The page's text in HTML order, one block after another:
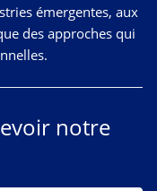
émergentes, aux
des approches qui
notre